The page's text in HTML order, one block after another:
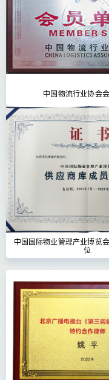
中国物流行业协会
中国国际物业管理产业博览
位